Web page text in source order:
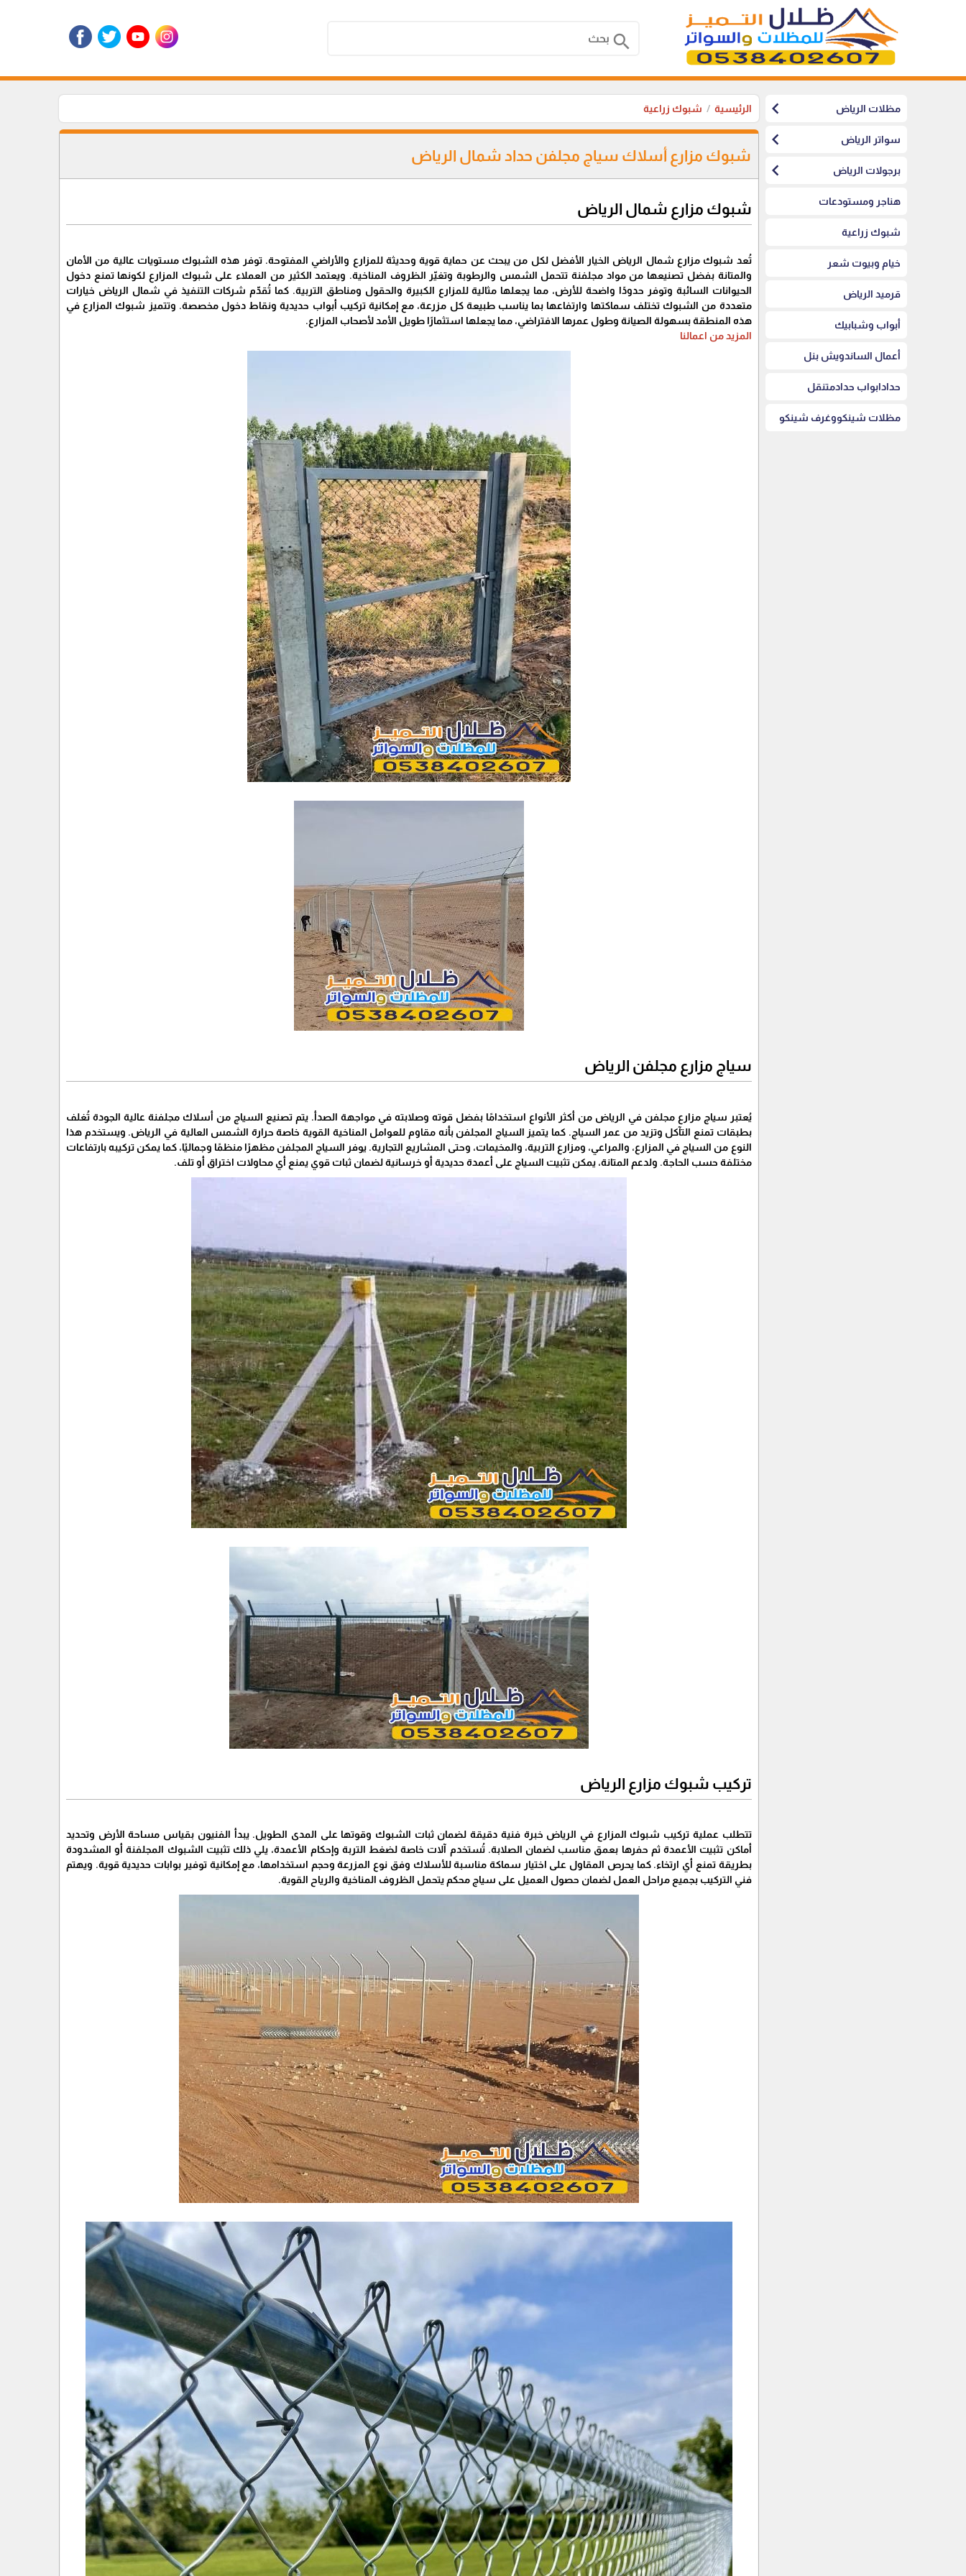
search
مظلات الرياض chevron_left
سواتر الرياض chevron_left
برجولات الرياض chevron_left
هناجر ومستودعات
شبوك زراعية
خيام وبيوت شعر
قرميد الرياض
أبواب وشبابيك
أعمال الساندويش بنل
حدادابواب حدادمتنقل
مظلات شينكووغرف شينكو
الرئيسية شبوك زراعية
شبوك مزارع أسلاك سياج مجلفن حداد شمال الرياض
شبوك مزارع شمال الرياض
تُعد شبوك مزارع شمال الرياض الخيار الأفضل لكل من يبحث عن حماية قوية وحديثة للمزارع والأراضي المفتوحة. توفر هذه الشبوك مستويات عالية من الأمان
والمتانة بفضل تصنيعها من مواد مجلفنة تتحمل الشمس والرطوبة وتغيّر الظروف المناخية. ويعتمد الكثير من العملاء على شبوك المزارع لكونها تمنع دخول
الحيوانات السائبة وتوفر حدودًا واضحة للأرض، مما يجعلها مثالية للمزارع الكبيرة والحقول ومناطق التربية. كما تُقدّم شركات التنفيذ في شمال الرياض خيارات
متعددة من الشبوك تختلف سماكتها وارتفاعها بما يناسب طبيعة كل مزرعة، مع إمكانية تركيب أبواب حديدية ونقاط دخول مخصصة. وتتميز شبوك المزارع في
هذه المنطقة بسهولة الصيانة وطول عمرها الافتراضي، مما يجعلها استثمارًا طويل الأمد لأصحاب المزارع.
المزيد من اعمالنا
سياج مزارع مجلفن الرياض
يُعتبر سياج مزارع مجلفن في الرياض من أكثر الأنواع استخدامًا بفضل قوته وصلابته في مواجهة الصدأ. يتم تصنيع السياج من أسلاك مجلفنة عالية الجودة تُغلف
بطبقات تمنع التآكل وتزيد من عمر السياج. كما يتميز السياج المجلفن بأنه مقاوم للعوامل المناخية القوية خاصة حرارة الشمس العالية في الرياض. ويستخدم هذا
النوع من السياج في المزارع، والمراعي، ومزارع التربية، والمخيمات، وحتى المشاريع التجارية. يوفر السياج المجلفن مظهرًا منظمًا وجماليًا، كما يمكن تركيبه بارتفاعات
مختلفة حسب الحاجة. ولدعم المتانة، يمكن تثبيت السياج على أعمدة حديدية أو خرسانية لضمان ثبات قوي يمنع أي محاولات اختراق أو تلف.
تركيب شبوك مزارع الرياض
تتطلب عملية تركيب شبوك المزارع في الرياض خبرة فنية دقيقة لضمان ثبات الشبوك وقوتها على المدى الطويل. يبدأ الفنيون بقياس مساحة الأرض وتحديد
أماكن تثبيت الأعمدة ثم حفرها بعمق مناسب لضمان الصلابة. تُستخدم آلات خاصة لضغط التربة وإحكام الأعمدة، يلي ذلك تثبيت الشبوك المجلفنة أو المشدودة
بطريقة تمنع أي ارتخاء. كما يحرص المقاول على اختيار سماكة مناسبة للأسلاك وفق نوع المزرعة وحجم استخدامها، مع إمكانية توفير بوابات حديدية قوية. ويهتم
فني التركيب بجميع مراحل العمل لضمان حصول العميل على سياج محكم يتحمل الظروف المناخية والرياح القوية.